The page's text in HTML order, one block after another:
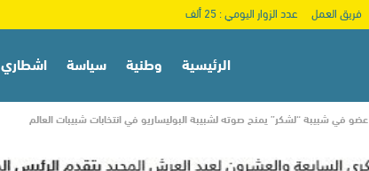
فريق العمل عدد الزوار اليومي : 25 ألف
الرئيسية وطنية سياسة اشطاري
عضو في شبيبة “لشكر” يمنح صوته لشبيبة البوليساريو في انتخابات شبيبات العالم